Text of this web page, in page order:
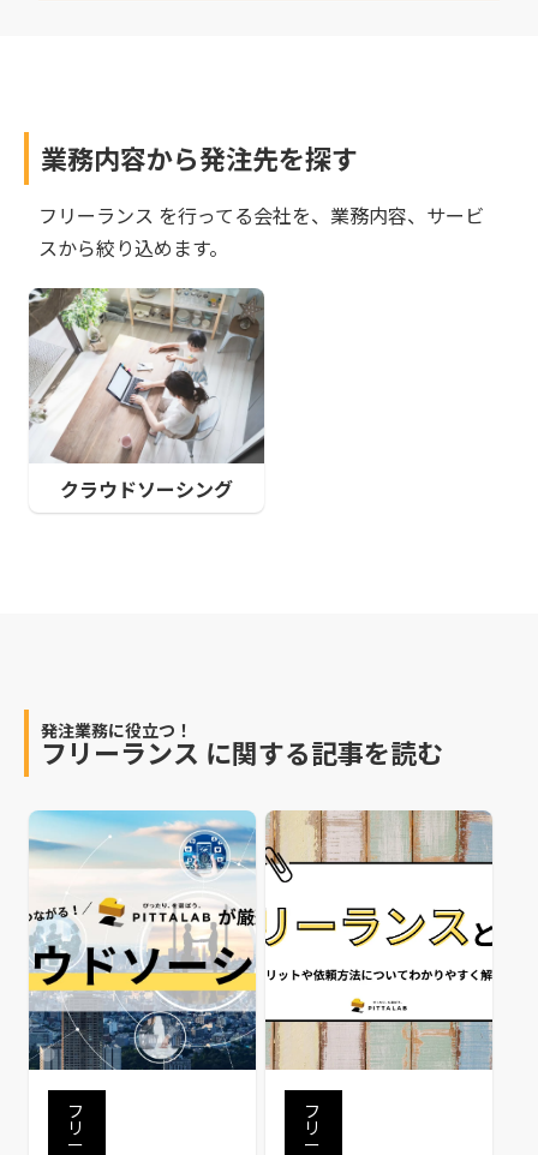
業務内容から発注先を探す
フリーランス を行ってる会社を、業務内容、サービ
スから絞り込めます。
クラウドソーシング
発注業務に役立つ！
フリーランス に関する記事を読む
フ
リ
ー
フ
リ
ー